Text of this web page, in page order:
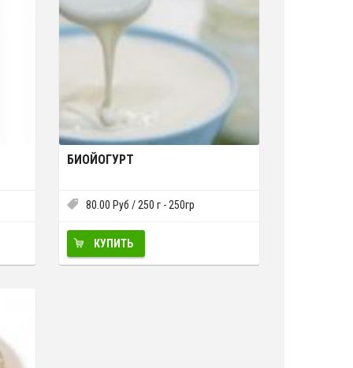
БИОЙОГУРТ
80.00 Руб / 250 г - 250гр
КУПИТЬ